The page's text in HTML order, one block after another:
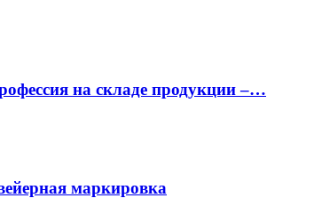
на складе продукции –…
маркировка